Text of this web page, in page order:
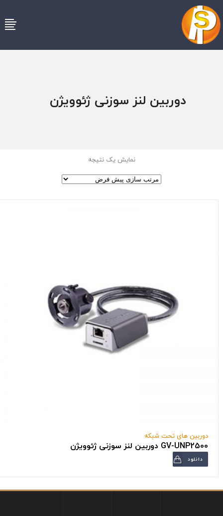
دوربین لنز سوزنی ژئوویژن
نمایش یک نتیجه
دوربین های تحت شبکه
GV-UNP2500 دوربین لنز سوزنی ژئوویژن
دانلود